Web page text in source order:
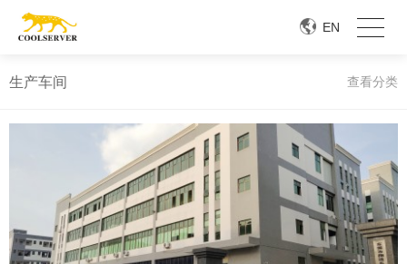
EN
生产车间 查看分类